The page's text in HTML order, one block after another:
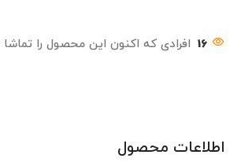
16 افرادی که اکنون این محصول را
اطلاعات محصول